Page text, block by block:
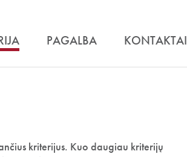
PAGALBA KONTAKTAI
kriterijus. Kuo daugiau kriterijų